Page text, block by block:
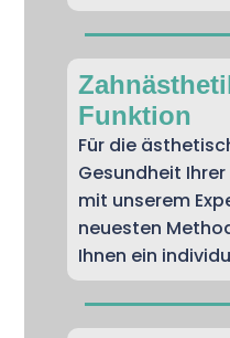
Funktion
Für die
Gesundheit
mit unserem
neuesten
Ihnen ein